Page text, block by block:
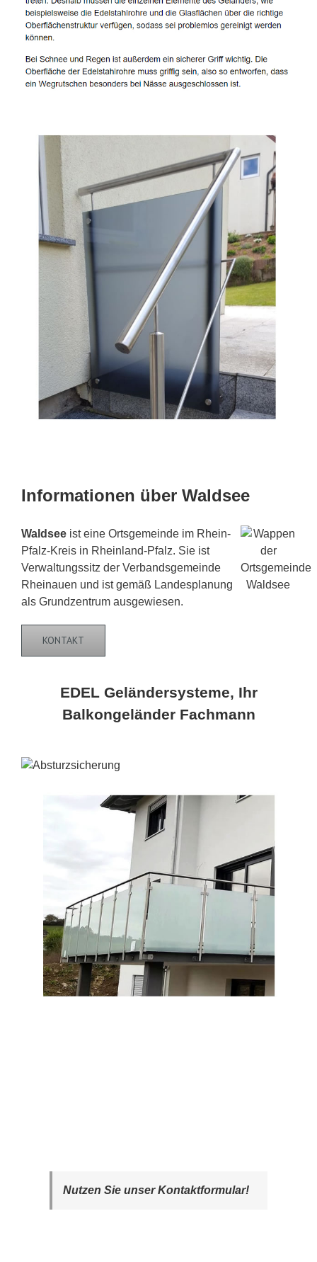
Informationen über Waldsee
Waldsee ist eine Ortsgemeinde im Rhein-
Pfalz-Kreis in Rheinland-Pfalz. Sie ist
Verwaltungssitz der Verbandsgemeinde
Rheinauen und ist gemäß Landesplanung
als Grundzentrum ausgewiesen.
KONTAKT
EDEL Geländersysteme, Ihr
Balkongeländer Fachmann
Nutzen Sie unser Kontaktformular!